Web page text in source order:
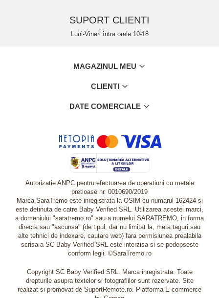
SUPORT CLIENTI
Luni-Vineri între orele 10-18
MAGAZINUL MEU
CLIENTI
DATE COMERCIALE
Autorizatie ANPC pentru efectuarea de operatiuni cu metale
pretioase nr. 0010690/2019
Marca SaraTremo este inregistrata la OSIM cu numarul 162424 si
este detinuta de catre Baby Verified SRL. Utilizarea acestei marci,
a domeniului "saratremo.ro" sau a numelui SARATREMO, in forma
directa sau "ascunsa" (de tipul, dar nu limitat la, meta taguri sau
alte tehnici de indexare, cautare web) fara permisiunea prealabila
scrisa a SC Baby Verified SRL este interzisa si se pedepseste
conform legii. ©SaraTremo.ro
Copyright SC Baby Verified SRL. Marca inregistrata. Toate
drepturile asupra textelor si fotografiilor sunt rezervate. Site
realizat si promovat de SuportRemote.ro. Platforma E-commerce